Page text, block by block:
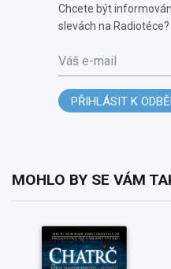
Chcete být
slevách na Radiotéce?
Váš e-mail
PŘIHLÁSIT K
MOHLO BY SE VÁM